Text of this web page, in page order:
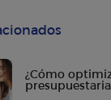
¿Cómo